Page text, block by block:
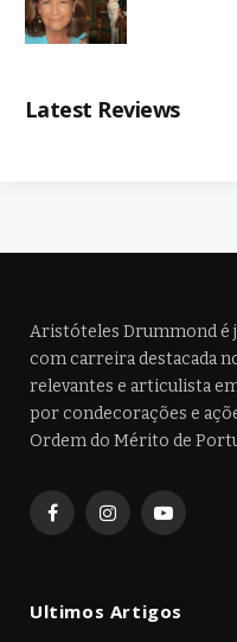
Latest Reviews
Aristóteles Drummond é
com carreira destacada
relevantes e articulista
por condecorações e
Ordem do Mérito de
FacebookInstagramYouTube
Ultimos Artigos